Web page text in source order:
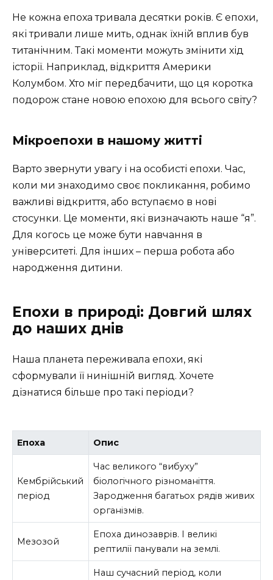
Не кожна епоха тривала десятки років. Є епохи,
які тривали лише мить, однак їхній вплив був
титанічним. Такі моменти можуть змінити хід
історії. Наприклад, відкриття Америки
Колумбом. Хто міг передбачити, що ця коротка
подорож стане новою епохою для всього світу?
Мікроепохи в нашому житті
Варто звернути увагу і на особисті епохи. Час,
коли ми знаходимо своє покликання, робимо
важливі відкриття, або вступаємо в нові
стосунки. Це моменти, які визначають наше “я”.
Для когось це може бути навчання в
університеті. Для інших – перша робота або
народження дитини.
Епохи в природі: Довгий шлях
до наших днів
Наша планета переживала епохи, які
сформували її нинішній вигляд. Хочете
дізнатися більше про такі періоди?
Епоха Опис
Кембрійський
період
Час великого “вибуху”
біологічного різноманіття.
Зародження багатьох рядів живих
організмів.
Мезозой
Епоха динозаврів. І великі
рептилії панували на землі.
Наш сучасний період, коли